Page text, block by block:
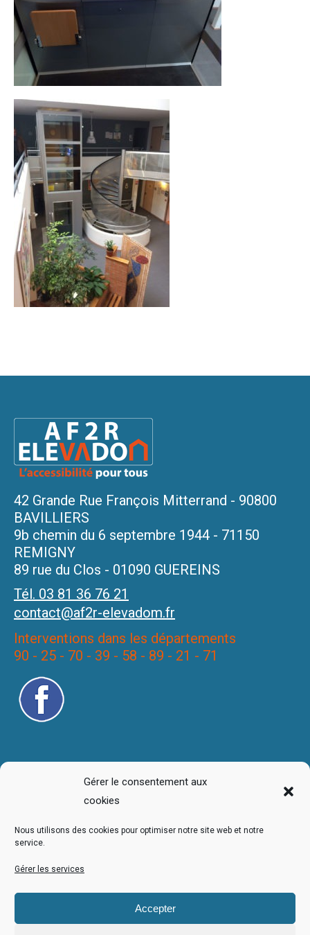
Gérer le consentement aux
cookies
Nous utilisons des cookies pour optimiser notre site web et notre
service.
Gérer les services
Accepter
42 Grande Rue François Mitterrand - 90800
BAVILLIERS
9b chemin du 6 septembre 1944 - 71150
REMIGNY
89 rue du Clos - 01090 GUEREINS
Tél. 03 81 36 76 21
contact@af2r-elevadom.fr
Interventions dans les départements
90 - 25 - 70 - 39 - 58 - 89 - 21 - 71